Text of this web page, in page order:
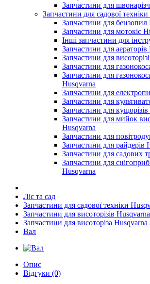
Запчастини для
Запчастини для садової
Запчастини для бензопил
Запчастини для мотокіс
Інші запчастини для
Запчастини для аераторів
Запчастини для
Запчастини для
Запчастини для
Husqvarna
Запчастини для
Запчастини для
Запчастини для
Запчастини для мийок
Husqvarna
Запчастини для
Запчастини для райдерів
Запчастини для садових
Запчастини для
Husqvarna
Ліс та сад
Запчастини для садової техніки
Запчастини для висоторізів Husqvarna
Запчастини для висоторіза Husqvarna
Вал
Опис
Відгуки (0)